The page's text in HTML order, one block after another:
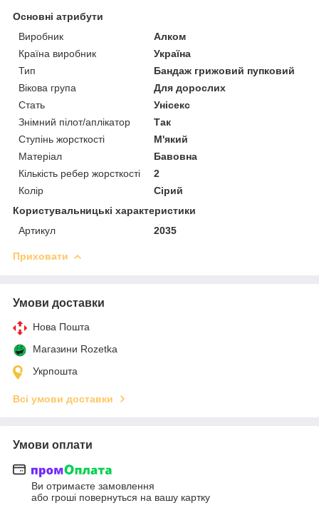
Основні атрибути
Виробник
Алком
Країна виробник
Україна
Тип
Бандаж грижовий пупковий
Вікова група
Для дорослих
Стать
Унісекс
Знімний пілот/аплікатор
Так
Ступінь жорсткості
М'який
Матеріал
Бавовна
Кількість ребер жорсткості
2
Колір
Сірий
Користувальницькі характеристики
Артикул
2035
Приховати
Умови доставки
Нова Пошта
Магазини Rozetka
Укрпошта
Всі умови доставки
Умови оплати
Ви отримаєте замовлення
або гроші повернуться на вашу картку